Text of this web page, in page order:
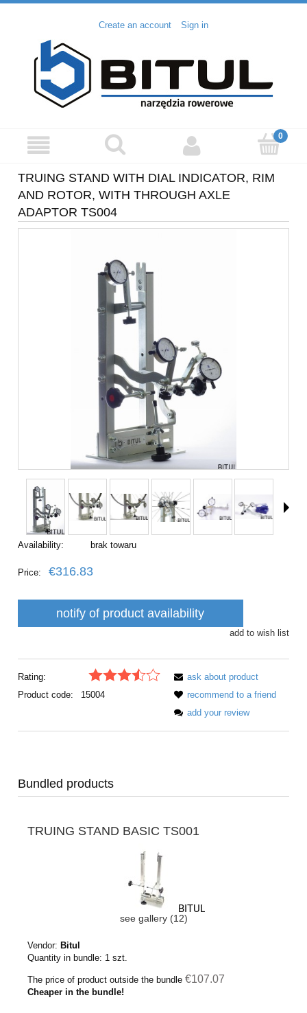
Create an account Sign in
TRUING STAND WITH DIAL INDICATOR, RIM
AND ROTOR, WITH THROUGH AXLE
ADAPTOR TS004
Availability: brak towaru
Price: €316.83
notify of product availability
add to wish list
Rating:
Product code:
15004
ask about product
recommend to a friend
add your review
Bundled products
TRUING STAND BASIC TS001
see gallery (12)
Vendor: Bitul
Quantity in bundle: 1 szt.
The price of product outside the bundle €107.07
Cheaper in the bundle!